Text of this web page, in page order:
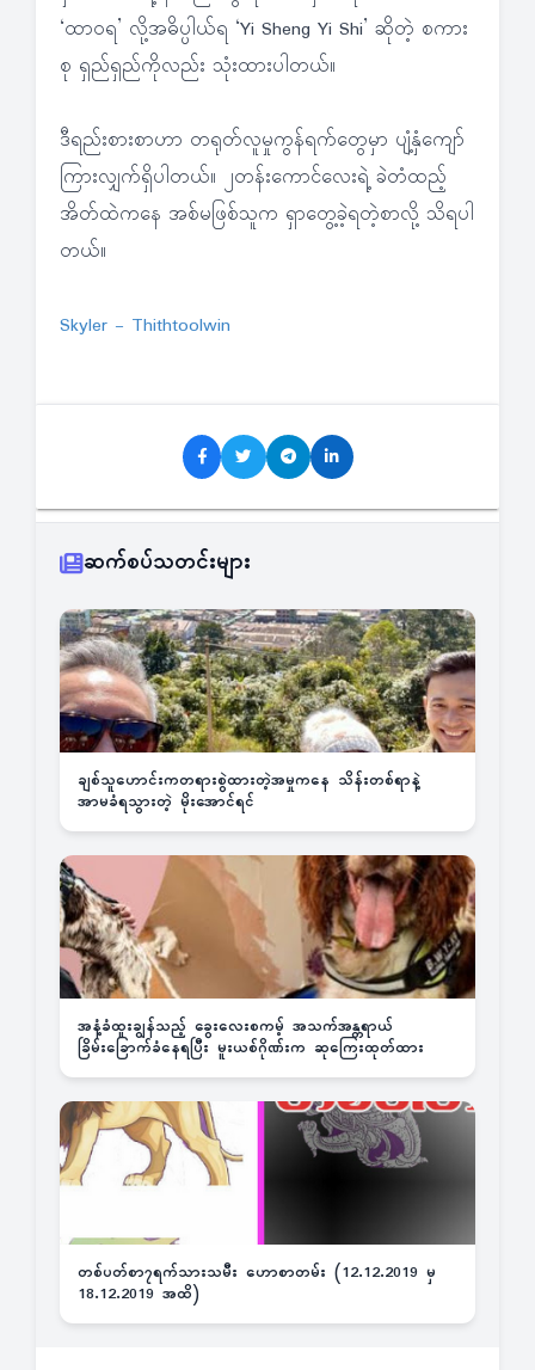
‘ထာဝရ’ လို့အဓိပ္ပါယ်ရ ‘Yi Sheng Yi Shi’ ဆိုတဲ့ စကား
စု ရှည်ရှည်ကိုလည်း သုံးထားပါတယ်။
ဒီရည်းစားစာဟာ တရုတ်လူမှုကွန်ရက်တွေမှာ ပျံ့နှံကျော်
ကြားလျှက်ရှိပါတယ်။ ၂တန်းကောင်လေးရဲ့ ခဲတံထည့်
အိတ်ထဲကနေ အစ်မဖြစ်သူက ရှာတွေ့ခဲ့ရတဲ့စာလို့ သိရပါ
တယ်။
Skyler - Thithtoolwin
ဆက်စပ်သတင်းများ
ချစ်သူဟောင်းကတရားစွဲထားတဲ့အမှုကနေ သိန်းတစ်ရာနဲ့
အာမခံရသွားတဲ့ မိုးအောင်ရင်
အနံ့ခံထူးချွန်သည့် ခွေးလေးစကမ့် အသက်အန္တရာယ်
ခြိမ်းခြောက်ခံနေရပြီး မူးယစ်ဂိုဏ်းက ဆုကြေးထုတ်ထား
တစ်ပတ်စာ၇ရက်သားသမီး ဟောစာတမ်း (12.12.2019 မှ
18.12.2019 အထိ)